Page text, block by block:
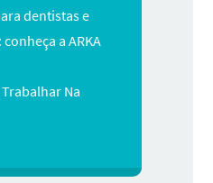
dentistas e
a ARKA
Na